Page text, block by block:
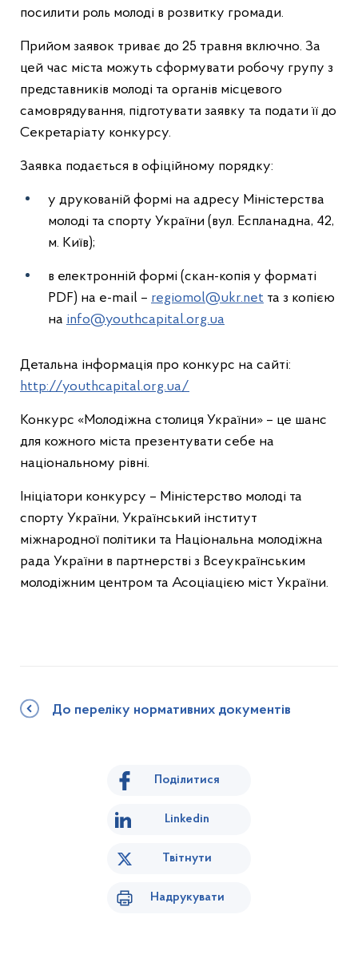
посилити роль молоді в розвитку громади.
Прийом заявок триває до 25 травня включно. За
цей час міста можуть сформувати робочу групу з
представників молоді та органів місцевого
самоврядування, підготувати заявку та подати її до
Секретаріату конкурсу.
Заявка подається в офіційному порядку:
у друкованій формі на адресу Міністерства
молоді та спорту України (вул. Еспланадна, 42,
м. Київ);
в електронній формі (скан-копія у форматі
PDF) на e-mail – regiomol@ukr.net та з копією
на info@youthcapital.org.ua
Детальна інформація про конкурс на сайті:
http://youthcapital.org.ua/
Конкурс «Молодіжна столиця України» – це шанс
для кожного міста презентувати себе на
національному рівні.
Ініціатори конкурсу – Міністерство молоді та
спорту України, Український інститут
міжнародної політики та Національна молодіжна
рада України в партнерстві з Всеукраїнським
молодіжним центром та Асоціацією міст України.
До переліку нормативних документів
Поділитися
Linkedin
Твітнути
Надрукувати